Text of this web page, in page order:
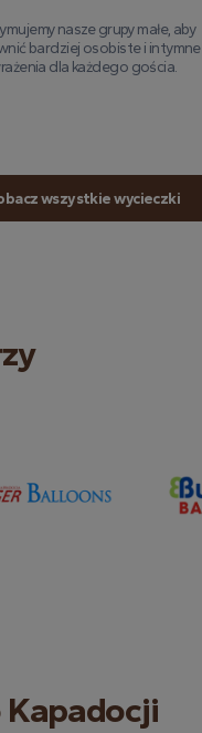
nasze grupy małe, aby
bardziej osobiste i intymne
dla każdego gościa.
wszystkie wycieczki
Kapadocji